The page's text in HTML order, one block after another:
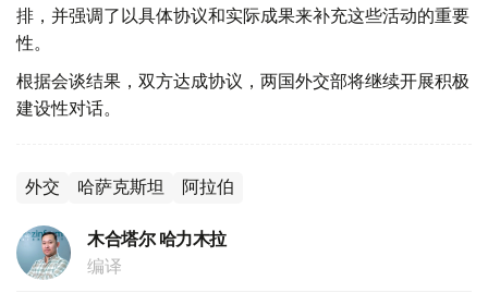
排，并强调了以具体协议和实际成果来补充这些活动的重要
性。
根据会谈结果，双方达成协议，两国外交部将继续开展积极
建设性对话。
外交 哈萨克斯坦 阿拉伯
木合塔尔 哈力木拉
编译